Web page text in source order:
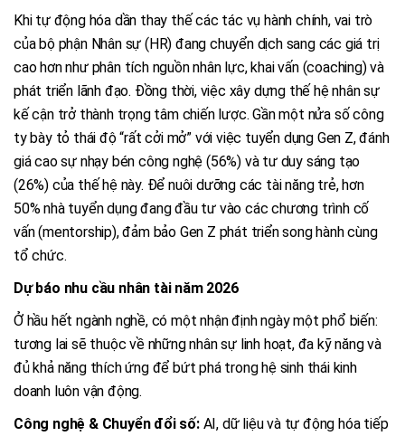
Khi tự động hóa dần thay thế các tác vụ hành chính, vai trò
của bộ phận Nhân sự (HR) đang chuyển dịch sang các giá trị
cao hơn như phân tích nguồn nhân lực, khai vấn (coaching) và
phát triển lãnh đạo. Đồng thời, việc xây dựng thế hệ nhân sự
kế cận trở thành trọng tâm chiến lược. Gần một nửa số công
ty bày tỏ thái độ “rất cởi mở” với việc tuyển dụng Gen Z, đánh
giá cao sự nhạy bén công nghệ (56%) và tư duy sáng tạo
(26%) của thế hệ này. Để nuôi dưỡng các tài năng trẻ, hơn
50% nhà tuyển dụng đang đầu tư vào các chương trình cố
vấn (mentorship), đảm bảo Gen Z phát triển song hành cùng
tổ chức.
Dự báo nhu cầu nhân tài năm 2026
Ở hầu hết ngành nghề, có một nhận định ngày một phổ biến:
tương lai sẽ thuộc về những nhân sự linh hoạt, đa kỹ năng và
đủ khả năng thích ứng để bứt phá trong hệ sinh thái kinh
doanh luôn vận động.
Công nghệ & Chuyển đổi số: AI, dữ liệu và tự động hóa tiếp